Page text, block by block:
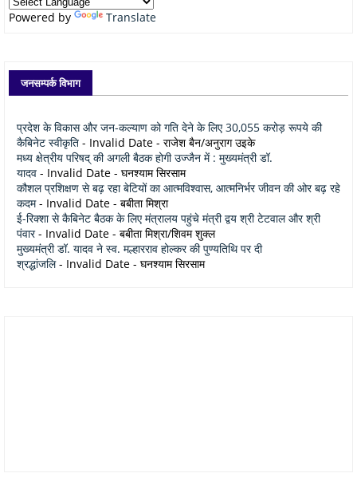
Powered by Translate
जनसम्पर्क विभाग
प्रदेश के विकास और जन-कल्याण को गति देने के लिए 30,055 करोड़ रूपये की
कैबिनेट स्वीकृति - Invalid Date - राजेश बैन/अनुराग उइके
मध्य क्षेत्रीय परिषद् की अगली बैठक होगी उज्जैन में : मुख्यमंत्री डॉ.
यादव - Invalid Date - घनश्याम सिरसाम
कौशल प्रशिक्षण से बढ़ रहा बेटियों का आत्मविश्वास, आत्मनिर्भर जीवन की ओर बढ़ रहे
कदम- Invalid Date - बबीता मिश्रा
ई-रिक्शा से कैबिनेट बैठक के लिए मंत्रालय पहुंचे मंत्री द्वय श्री टेटवाल और श्री
पंवार- Invalid Date - बबीता मिश्रा/शिवम शुक्ल
मुख्यमंत्री डॉ. यादव ने स्व. मल्हारराव होल्कर की पुण्यतिथि पर दी
श्रद्धांजलि- Invalid Date - घनश्याम सिरसाम